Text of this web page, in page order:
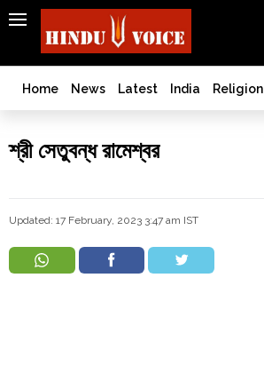
SEARCH
India
Bangladesh
West
World
Love
Jihad
Opinion
Home News Latest India Religion
শ্রী সেতুবন্ধ রামেশ্বর
Updated: 17 February, 2023 3:47 am IST